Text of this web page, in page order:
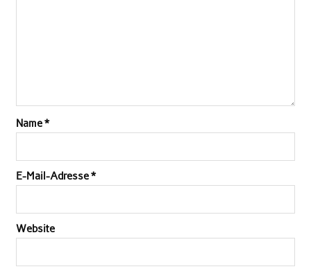
Name*
E-Mail-Adresse*
Website